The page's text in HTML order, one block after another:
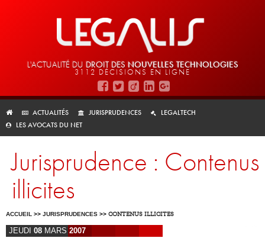
L'ACTUALITÉ DU DROIT DES NOUVELLES TECHNOLOGIES
3112 DÉCISIONS EN LIGNE
ACTUALITÉS JURISPRUDENCES
LEGALTECH
LES AVOCATS DU NET
Jurisprudence : Contenus
illicites
ACCUEIL >> JURISPRUDENCES >> CONTENUS ILLICITES
JEUDI 08 MARS 2007